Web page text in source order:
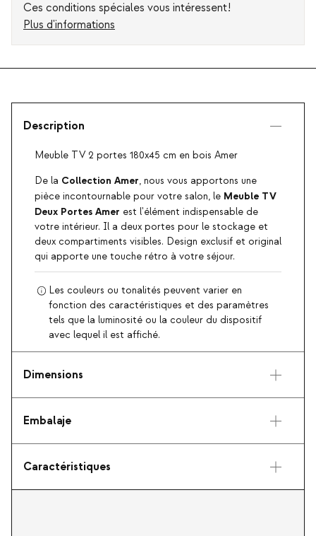
Ces conditions spéciales vous intéressent!
Plus d'informations
Description
Meuble TV 2 portes 180x45 cm en bois Amer
De la Collection Amer, nous vous apportons une
pièce incontournable pour votre salon, le Meuble TV
Deux Portes Amer est l'élément indispensable de
votre intérieur. Il a deux portes pour le stockage et
deux compartiments visibles. Design exclusif et original
qui apporte une touche rétro à votre séjour.
Les couleurs ou tonalités peuvent varier en
fonction des caractéristiques et des paramètres
tels que la luminosité ou la couleur du dispositif
avec lequel il est affiché.
Dimensions
Embalaje
Caractéristiques